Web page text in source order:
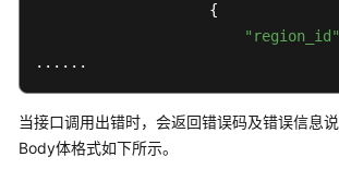
览
                    {
"region_id"
......
当接口调用出错时，会返回错误码及错误信息
Body体格式如下所示。